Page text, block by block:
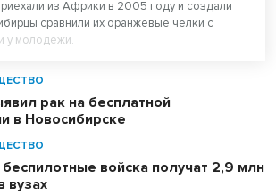
из Африки в 2005 году и создали
сравнили их оранжевые челки с
у молодежи.
рак на бесплатной
в Новосибирске
войска получат 2,9 млн
вузах